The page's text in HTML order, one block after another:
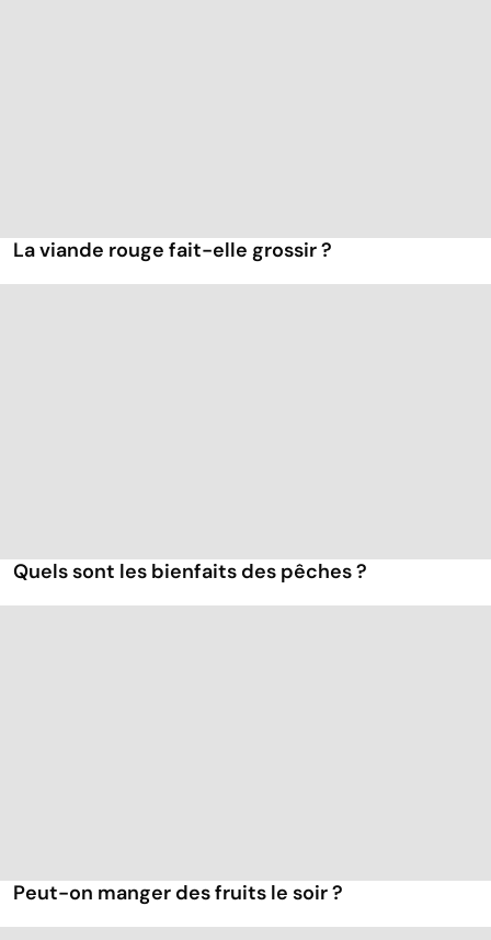
La viande rouge fait-elle grossir ?
Quels sont les bienfaits des pêches ?
Peut-on manger des fruits le soir ?